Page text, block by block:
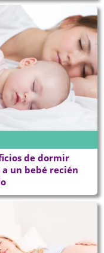
de dormir
un bebé recién